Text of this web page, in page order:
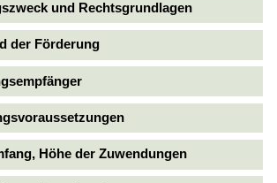
und Rechtsgrundlagen
der Förderung
Höhe der Zuwendungen